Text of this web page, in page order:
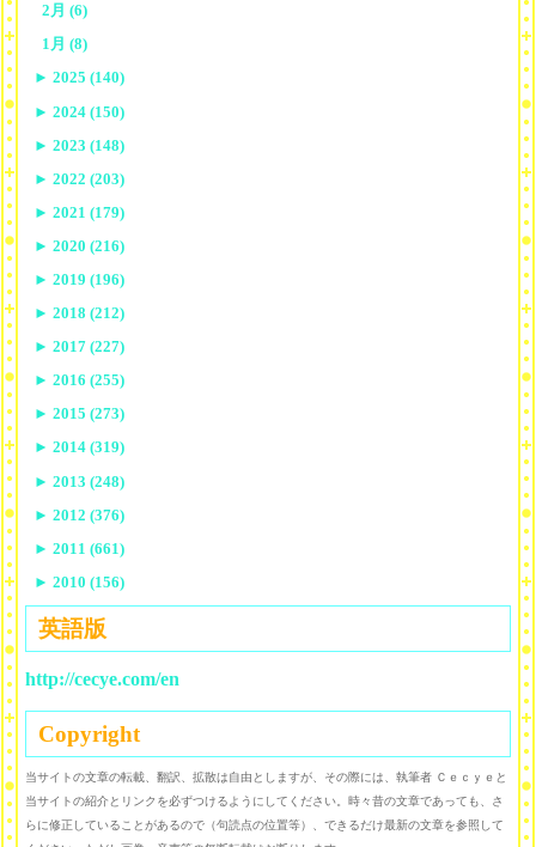
2月 (6)
1月 (8)
► 2025 (140)
► 2024 (150)
► 2023 (148)
► 2022 (203)
► 2021 (179)
► 2020 (216)
► 2019 (196)
► 2018 (212)
► 2017 (227)
► 2016 (255)
► 2015 (273)
► 2014 (319)
► 2013 (248)
► 2012 (376)
► 2011 (661)
► 2010 (156)
英語版
http://cecye.com/en
Copyright
当サイトの文章の転載、翻訳、拡散は自由としますが、その際には、執筆者 Ｃｅｃｙｅと
当サイトの紹介とリンクを必ずつけるようにしてください。時々昔の文章であっても、さ
らに修正していることがあるので（句読点の位置等）、できるだけ最新の文章を参照して